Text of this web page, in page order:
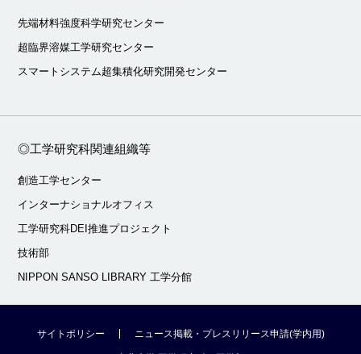
先端材料強度科学研究センター
超臨界溶媒工学研究センター
スマートシステム超集積化研究開発センター
◎工学研究科関連組織等
創造工学センター
インターナショナルオフィス
工学研究科DEI推進プロジェクト
技術部
NIPPON SANSO LIBRARY 工学分館
サイトポリシー ニュース掲載・プレスリリース申請(学内用)